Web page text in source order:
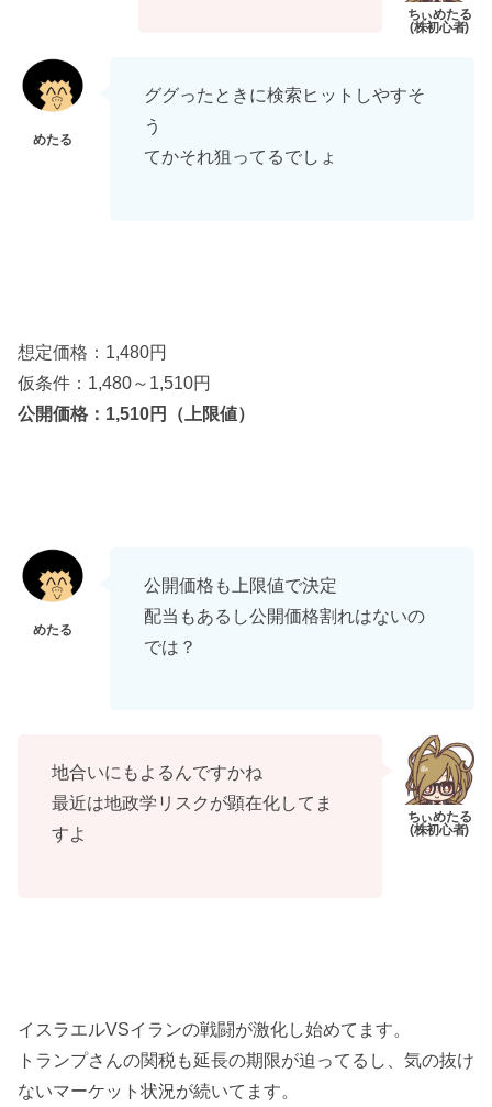
ググったときに検索ヒットしやすそ
う
てかそれ狙ってるでしょ
想定価格：1,480円
仮条件：1,480～1,510円
公開価格：1,510円（上限値）
公開価格も上限値で決定
配当もあるし公開価格割れはないの
では？
地合いにもよるんですかね
最近は地政学リスクが顕在化してま
すよ
イスラエルVSイランの戦闘が激化し始めてます。
トランプさんの関税も延長の期限が迫ってるし、気の抜け
ないマーケット状況が続いてます。